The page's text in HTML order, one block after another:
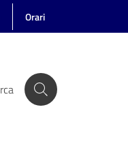
Orari